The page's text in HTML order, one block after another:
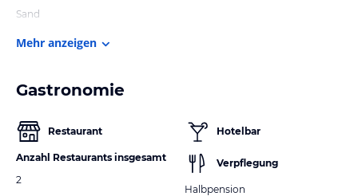
Sand
Mehr anzeigen
Gastronomie
Restaurant
Anzahl Restaurants insgesamt
2
Hotelbar
Verpflegung
Halbpension